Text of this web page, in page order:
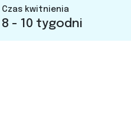
Czas kwitnienia
8 - 10 tygodni